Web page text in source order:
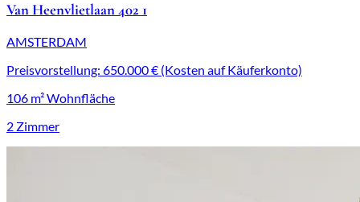
Van Heenvlietlaan 402 1
AMSTERDAM
Preisvorstellung: 650.000 € (Kosten auf Käuferkonto)
106 m² Wohnfläche
2 Zimmer